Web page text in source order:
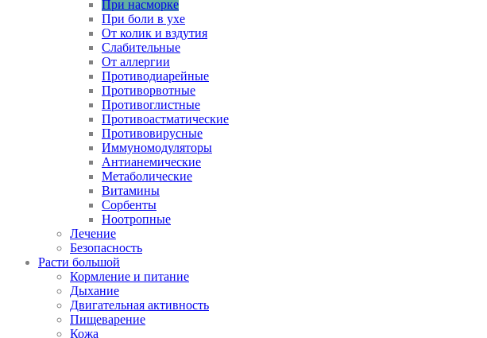
При насморке
При боли в ухе
От колик и вздутия
Слабительные
От аллергии
Противодиарейные
Противорвотные
Противоглистные
Противоастматические
Противовирусные
Иммуномодуляторы
Антианемические
Метаболические
Витамины
Сорбенты
Ноотропные
Лечение
Безопасность
Расти большой
Кормление и питание
Дыхание
Двигательная активность
Пищеварение
Кожа